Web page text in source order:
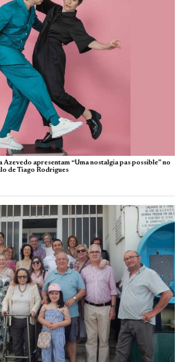
apresentam “Uma nostalgia pas possible” no
de Tiago Rodrigues